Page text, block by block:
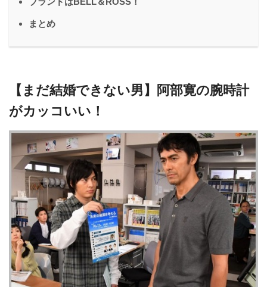
まとめ
【まだ結婚できない男】阿部寛の腕時計
がカッコいい！